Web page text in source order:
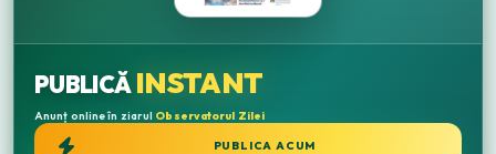
PUBLICĂINSTANT
Anunț online în ziarul Observatorul Zilei
PUBLICA ACUM